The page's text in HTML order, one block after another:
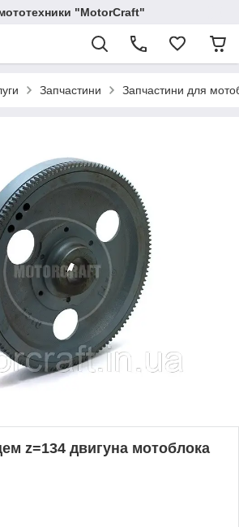
"MotorCraft"
Запчастини Запчастини для
z=134 двигуна мотоблока